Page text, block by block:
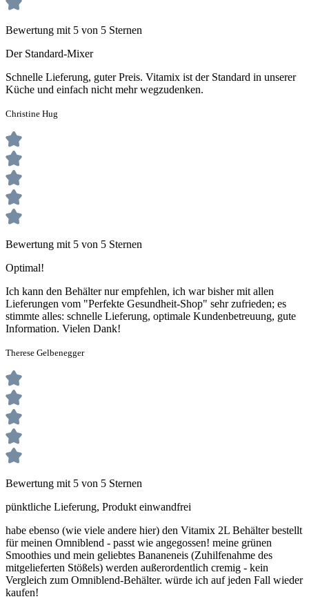
Bewertung mit 5 von 5 Sternen
Der Standard-Mixer
Schnelle Lieferung, guter Preis. Vitamix ist der Standard in unserer
Küche und einfach nicht mehr wegzudenken.
Christine Hug
Bewertung mit 5 von 5 Sternen
Optimal!
Ich kann den Behälter nur empfehlen, ich war bisher mit allen
Lieferungen vom "Perfekte Gesundheit-Shop" sehr zufrieden; es
stimmte alles: schnelle Lieferung, optimale Kundenbetreuung, gute
Information. Vielen Dank!
Therese Gelbenegger
Bewertung mit 5 von 5 Sternen
pünktliche Lieferung, Produkt einwandfrei
habe ebenso (wie viele andere hier) den Vitamix 2L Behälter bestellt
für meinen Omniblend - passt wie angegossen! meine grünen
Smoothies und mein geliebtes Bananeneis (Zuhilfenahme des
mitgelieferten Stößels) werden außerordentlich cremig - kein
Vergleich zum Omniblend-Behälter. würde ich auf jeden Fall wieder
kaufen!